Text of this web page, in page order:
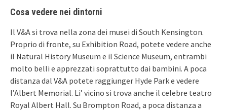
Cosa vedere nei dintorni
Il V&A si trova nella zona dei musei di South Kensington.
Proprio di fronte, su Exhibition Road, potete vedere anche
il Natural History Museum e il Science Museum, entrambi
molto belli e apprezzati soprattutto dai bambini. A poca
distanza dal V&A potete raggiunger Hyde Park e vedere
l’Albert Memorial. Li’ vicino si trova anche il celebre teatro
Royal Albert Hall. Su Brompton Road, a poca distanza a